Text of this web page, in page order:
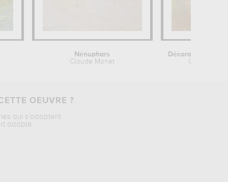
Nénuphars
Claude Monet
Odilon
OEUVRE ?
qui s’adaptent
adapté.